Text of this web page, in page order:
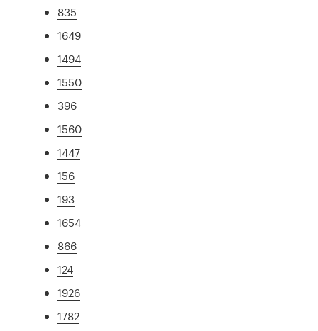
835
1649
1494
1550
396
1560
1447
156
193
1654
866
124
1926
1782